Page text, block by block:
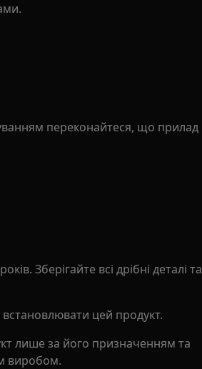
переконайтеся, що прилад
Зберігайте всі дрібні деталі та
встановлювати цей продукт.
лише за його призначенням та
виробом.